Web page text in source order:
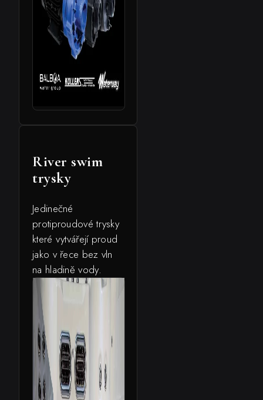
River swim
trysky
Jedinečné
protiproudové trysky
které vytvářejí proud
jako v řece bez vln
na hladině vody.